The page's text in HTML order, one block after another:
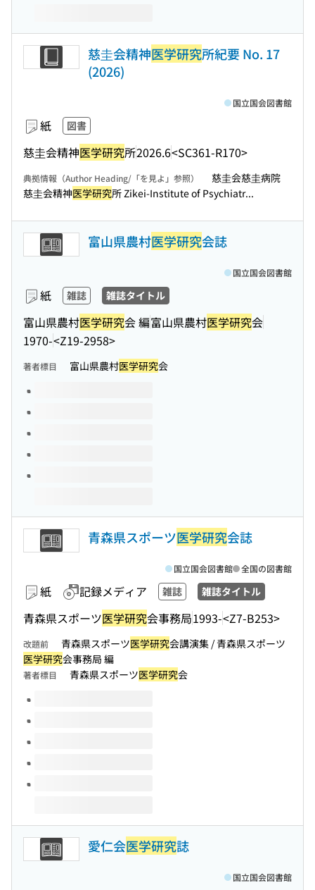
慈圭会精神医学研究所紀要 No. 17
(2026)
紙 図書
慈圭会精神医学研究所2026.6<SC361-R170>
国立国会図書館
典拠情報（Author Heading/「を見よ」参照）
慈圭会慈圭病院
慈圭会精神医学研究所 Zikei-Institute of Psychiatr...
富山県農村医学研究会誌
紙 雑誌 雑誌タイトル
富山県農村医学研究会 編富山県農村医学研究会
1970-<Z19-2958>
国立国会図書館
著者標目 富山県農村医学研究会
このタイトルの巻号
青森県スポーツ医学研究会誌
紙 記録メディア 雑誌 雑誌タイトル
青森県スポーツ医学研究会事務局1993-<Z7-B253>
国立国会図書館 全国の図書館
改題前 青森県スポーツ医学研究会講演集 / 青森県スポーツ
医学研究会事務局 編
著者標目 青森県スポーツ医学研究会
このタイトルの巻号
愛仁会医学研究誌
国立国会図書館